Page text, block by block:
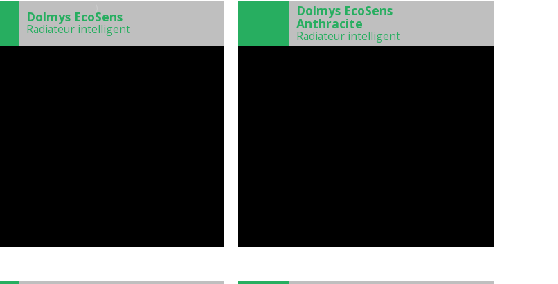
Dolmys EcoSens
Radiateur intelligent
)
Dolmys EcoSens
Anthracite
Radiateur intelligent